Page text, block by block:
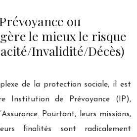
ou
le mieux le risque
Invalidité/Décès)
de la protection sociale, il est
Institution de Prévoyance (IP),
Pourtant, leurs missions,
finalités sont radicalement